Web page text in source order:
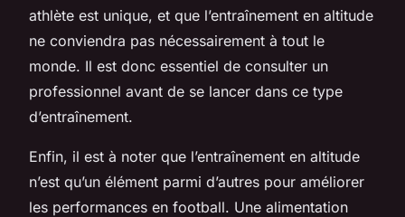
athlète est unique, et que l’entraînement en altitude
ne conviendra pas nécessairement à tout le
monde. Il est donc essentiel de consulter un
professionnel avant de se lancer dans ce type
d’entraînement.
Enfin, il est à noter que l’entraînement en altitude
n’est qu’un élément parmi d’autres pour améliorer
les performances en football. Une alimentation